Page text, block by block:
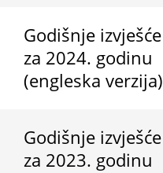
Godišnje izvješće
za 2024. godinu
(engleska verzija)
Godišnje izvješće
za 2023. godinu